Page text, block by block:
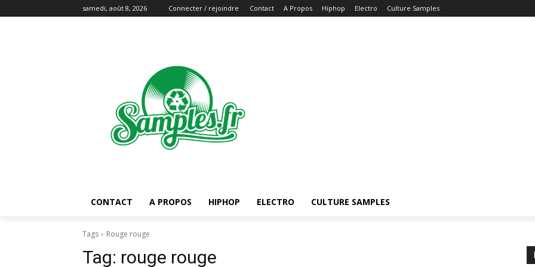
samedi, août 8, 2026 Connecter / rejoindre Contact A Propos Hiphop Electro Culture Samples
CONTACT A PROPOS HIPHOP ELECTRO CULTURE SAMPLES
Tags Rouge rouge
Tag: rouge rouge